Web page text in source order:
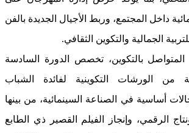
داخل المجتمع، وربط الأجيال الجديدة بالفن
الجمالية والتكوين الثقافي.
بالتكوين، تخصص الدورة السادسة
من الورشات التكوينية لفائدة الشباب
أساسية في الصناعة السينمائية، من بينها
الرقمي، وإنجاز الفيلم القصير ذي الطابع